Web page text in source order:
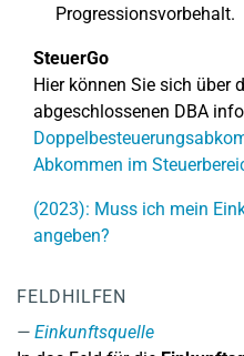
Progressionsvorbehalt.
SteuerGo
Hier können Sie sich über
abgeschlossenen DBA
Abkommen im
(2023): Muss ich mein
angeben?
FELDHILFEN
Einkunftsquelle